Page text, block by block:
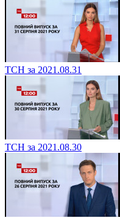
ТСН за 2021.08.31
ТСН за 2021.08.30